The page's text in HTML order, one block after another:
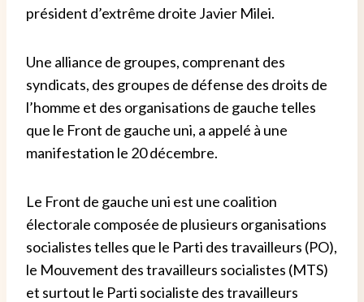
président d’extrême droite Javier Milei.
Une alliance de groupes, comprenant des
syndicats, des groupes de défense des droits de
l’homme et des organisations de gauche telles
que le Front de gauche uni, a appelé à une
manifestation le 20 décembre.
Le Front de gauche uni est une coalition
électorale composée de plusieurs organisations
socialistes telles que le Parti des travailleurs (PO),
le Mouvement des travailleurs socialistes (MTS)
et surtout le Parti socialiste des travailleurs